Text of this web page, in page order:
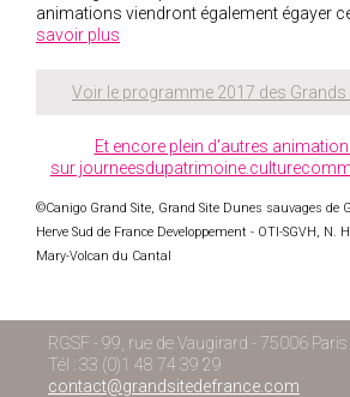
animations viendront également égayer
savoir plus
Voir le programme 2017 des Grands
Et encore plein d'autres
sur
©Canigo Grand Site, Grand Site Dunes sauvages de
Herve Sud de France Developpement - OTI-SGVH, N.
Mary-Volcan du Cantal
RGSF - 99, rue de Vaugirard - 75006 Paris
Tél : 33 (0)1 48 74 39 29
contact@grandsitedefrance.com